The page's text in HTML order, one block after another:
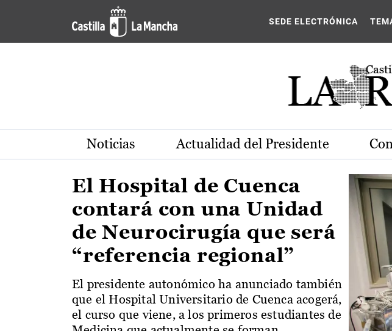
Pasar al contenido principal
Actualidad de la región de Castilla-La
SEDE ELECTRÓNICA
Noticias Actualidad del Presidente
El Hospital de Cuenca
contará con una Unidad
de Neurocirugía que será
“referencia regional”
El presidente autonómico ha anunciado también
que el Hospital Universitario de Cuenca acogerá,
el curso que viene, a los primeros estudiantes de